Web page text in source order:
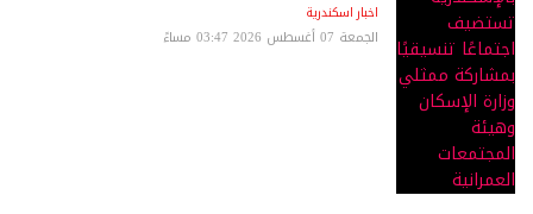
اخبار اسكندرية
الجمعة 07 أغسطس 2026 03:47 مساءً